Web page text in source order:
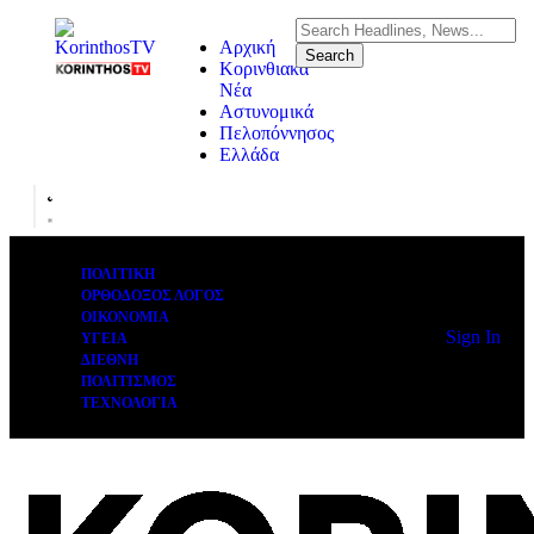
Αρχική
Κορινθιακά
Νέα
Αστυνομικά
Πελοπόννησος
Ελλάδα
ΠΟΛΙΤΙΚΗ
ΟΡΘΟΔΟΞΟΣ ΛΟΓΟΣ
ΟΙΚΟΝΟΜΙΑ
ΥΓΕΙΑ
ΔΙΕΘΝΗ
ΠΟΛΙΤΙΣΜΟΣ
ΤΕΧΝΟΛΟΓΙΑ
Sign In